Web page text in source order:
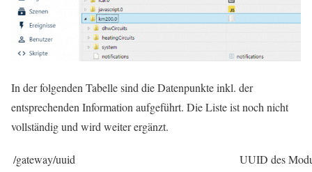
In der folgenden Tabelle sind die Datenpunkte inkl. der
entsprechenden Information aufgeführt. Die Liste ist noch nicht
vollständig und wird weiter ergänzt.
/gateway/uuid
UUID des